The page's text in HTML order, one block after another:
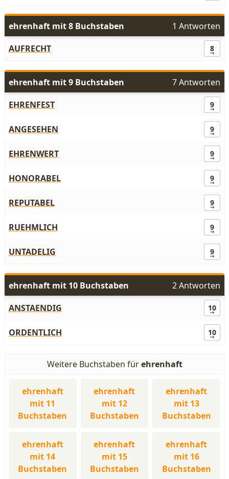
ehrenhaft mit 8 Buchstaben
1 Antworten
AUFRECHT
8
ehrenhaft mit 9 Buchstaben
7 Antworten
EHRENFEST
9
ANGESEHEN 9
EHRENWERT 9
HONORABEL 9
REPUTABEL 9
RUEHMLICH 9
UNTADELIG 9
ehrenhaft mit 10 Buchstaben
2 Antworten
ANSTAENDIG
10
ORDENTLICH 10
Weitere Buchstaben fürehrenhaft
ehrenhaft
mit 11
Buchstaben
ehrenhaft
mit 12
Buchstaben
ehrenhaft
mit 13
Buchstaben
ehrenhaft
mit 14
Buchstaben
ehrenhaft
mit 15
Buchstaben
ehrenhaft
mit 16
Buchstaben